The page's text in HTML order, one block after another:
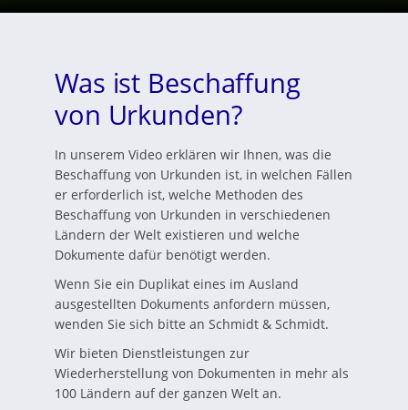
Was ist Beschaffung
von Urkunden?
In unserem Video erklären wir Ihnen, was die
Beschaffung von Urkunden ist, in welchen Fällen
er erforderlich ist, welche Methoden des
Beschaffung von Urkunden in verschiedenen
Ländern der Welt existieren und welche
Dokumente dafür benötigt werden.
Wenn Sie ein Duplikat eines im Ausland
ausgestellten Dokuments anfordern müssen,
wenden Sie sich bitte an Schmidt & Schmidt.
Wir bieten Dienstleistungen zur
Wiederherstellung von Dokumenten in mehr als
100 Ländern auf der ganzen Welt an.